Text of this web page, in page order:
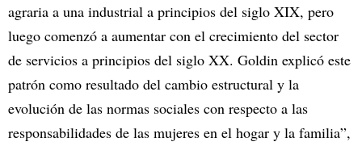
agraria a una industrial a principios del siglo XIX, pero
luego comenzó a aumentar con el crecimiento del sector
de servicios a principios del siglo XX. Goldin explicó este
patrón como resultado del cambio estructural y la
evolución de las normas sociales con respecto a las
responsabilidades de las mujeres en el hogar y la familia”,